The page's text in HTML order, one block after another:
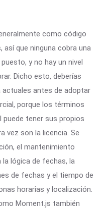
como código
así que ninguna cobra una
y no hay un nivel
Dicho esto, deberías
antes de adoptar
porque los términos
puede tener sus propios
vez son la licencia. Se
el mantenimiento
lógica de fechas, la
de fechas y el tiempo de
horarias y localización.
Moment.js también